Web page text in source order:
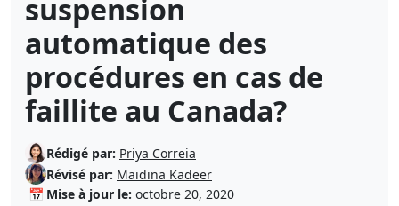
suspension
automatique des
procédures en cas de
faillite au Canada?
Rédigé par: Priya Correia
Révisé par: Maidina Kadeer
📅 Mise à jour le: octobre 20, 2020